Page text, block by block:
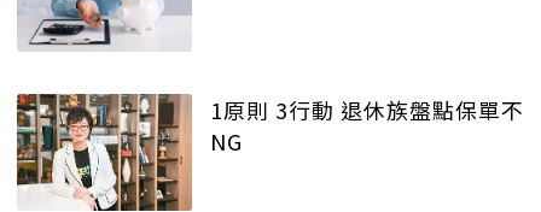
1原則 3行動 退休族盤點保單不
NG